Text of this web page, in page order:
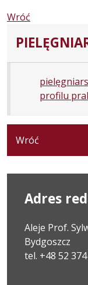
Wróć
profilu
Wróć
Adres
Aleje Prof.
Bydgoszcz
tel. +48 52